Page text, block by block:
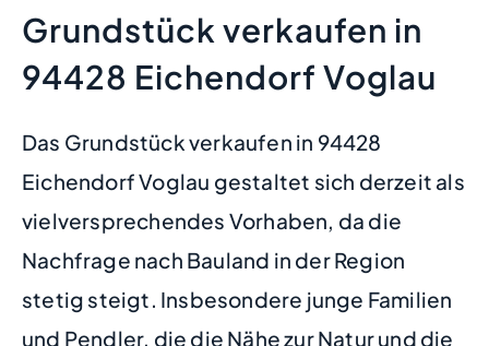
Grundstück verkaufen in
94428 Eichendorf Voglau
Das Grundstück verkaufen in 94428
Eichendorf Voglau gestaltet sich derzeit als
vielversprechendes Vorhaben, da die
Nachfrage nach Bauland in der Region
stetig steigt. Insbesondere junge Familien
und Pendler, die die Nähe zur Natur und die